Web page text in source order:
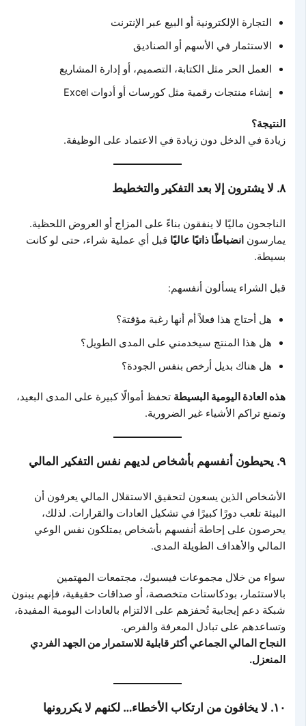
التجارة الإلكترونية أو البيع عبر الإنترنت
الاستثمار في الأسهم أو الصناديق
العمل الحر مثل الكتابة، التصميم، أو إدارة المشاريع
إنشاء منتجات رقمية مثل كورسات أو أدوات Excel
النتيجة؟
زيادة في الدخل دون زيادة في الاعتماد على الوظيفة.
٨. لا يشترون إلا بعد التفكير والتخطيط
الناجحون ماليًا لا ينفقون بناءً على المزاج أو العروض اللحظية.
يمارسونانضباطًا ذاتيًا عاليًاقبل أي عملية شراء، حتى لو كانت
بسيطة.
قبل الشراء يسألون أنفسهم:
هل أحتاج هذا فعلاً أم أنها رغبة مؤقتة؟
هل هذا المنتج سيخدمني على المدى الطويل؟
هل هناك بديل أرخص بنفس الجودة؟
هذه العادة اليومية البسيطةتحفظ أموالًا كبيرة على المدى البعيد،
وتمنع تراكم الأشياء غير الضرورية.
٩. يحيطون أنفسهم بأشخاص لديهم نفس التفكير المالي
الأشخاص الذين يسعون لتحقيق الاستقلال المالي يعرفون أن
البيئة تلعب دورًا كبيرًا في تشكيل العادات والقرارات. لذلك،
يحرصون على إحاطة أنفسهم بأشخاص يمتلكون نفس الوعي
المالي والأهداف الطويلة المدى.
سواء من خلال مجموعات فيسبوك، مجتمعات المهتمين
بالاستثمار، بودكاستات متخصصة، أو صداقات حقيقية، فإنهم يبنون
شبكة دعم إيجابية تُحفزهم على الالتزام بالعادات اليومية المفيدة،
وتساعدهم على تبادل المعرفة والفرص.
النجاح المالي الجماعي أكثر قابلية للاستمرار من الجهد الفردي
المنعزل.
١٠. لا يخافون من ارتكاب الأخطاء… لكنهم لا يكررونها